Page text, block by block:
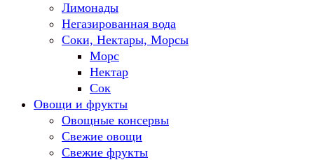
Лимонады
Негазированная вода
Соки, Нектары, Морсы
Морс
Нектар
Сок
Овощи и фрукты
Овощные консервы
Свежие овощи
Свежие фрукты